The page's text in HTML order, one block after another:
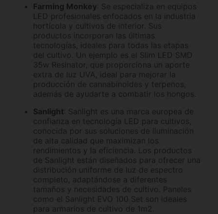
Farming Monkey: Se especializa en equipos
LED profesionales enfocados en la industria
hortícola y cultivos de interior. Sus
productos incorporan las últimas
tecnologías, ideales para todas las etapas
del cultivo. Un ejemplo es el Slim LED SMD
35w Resinator, que proporciona un aporte
extra de luz UVA, ideal para mejorar la
producción de cannabinoides y terpenos,
además de ayudarte a combatir los hongos.
Sanlight: Sanlight es una marca europea de
confianza en tecnología LED para cultivos,
conocida por sus soluciones de iluminación
de alta calidad que maximizan los
rendimientos y la eficiencia. Los productos
de Sanlight están diseñados para ofrecer una
distribución uniforme de luz de espectro
completo, adaptándose a diferentes
tamaños y necesidades de cultivo. Paneles
como el Sanlight EVO 100 Set son ideales
para armarios de cultivo de 1m2.